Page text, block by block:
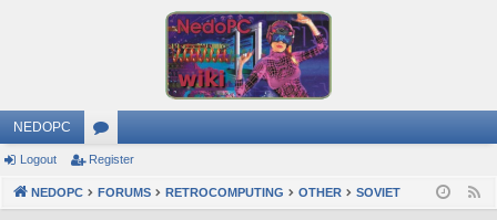
NEDOPC
or
u
Logout Register
NEDOPC FORUMS RETROCOMPUTING OTHER SOVIET